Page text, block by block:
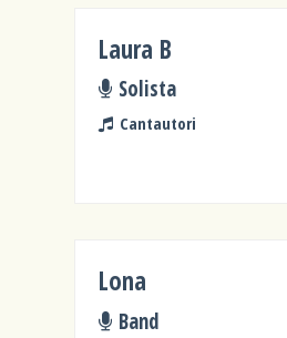
Laura B
Solista
Cantautori
Lona
Band